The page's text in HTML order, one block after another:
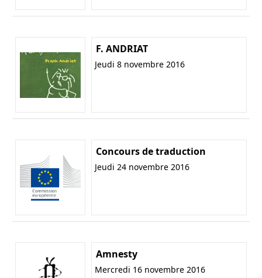
F. ANDRIAT
Jeudi 8 novembre 2016
Concours de traduction
Jeudi 24 novembre 2016
Amnesty
Mercredi 16 novembre 2016